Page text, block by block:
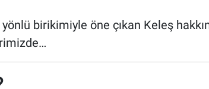
birikimiyle öne çıkan Keleş